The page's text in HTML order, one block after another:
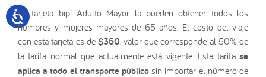
La tarjeta bip! Adulto Mayor la pueden obtener todos los
hombres y mujeres mayores de 65 años. El costo del viaje
con esta tarjeta es de $350, valor que corresponde al 50% de
la tarifa normal que actualmente está vigente. Esta tarifa se
aplica a todo el transporte público sin importar el número de